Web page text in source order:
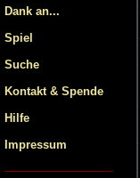
Dank an...
Spiel
Suche
Kontakt & Spende
Hilfe
Impressum